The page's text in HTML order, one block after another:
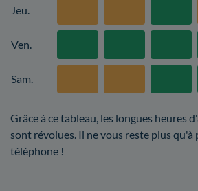
Jeu.
Ven.
Sam.
Grâce à ce tableau, les longues heures
sont révolues. Il ne vous reste plus
téléphone !